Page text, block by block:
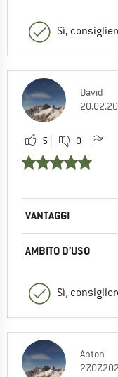
Sì,
David
5 0
VANTAGGI
AMBITO D’USO
Sì,
Anton